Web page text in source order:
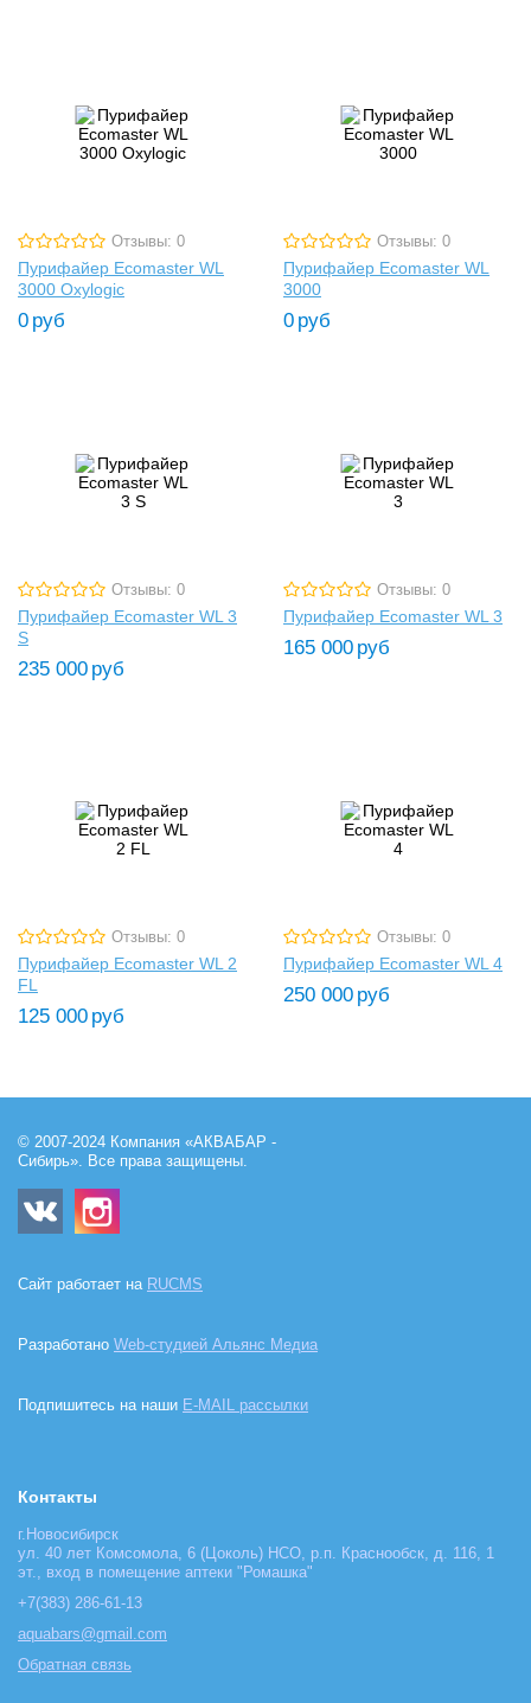
Отзывы: 0
Пурифайер Ecomaster WL
3000 Oxylogic
0 руб
Отзывы: 0
Пурифайер Ecomaster WL
3000
0 руб
Отзывы: 0
Пурифайер Ecomaster WL 3
S
235 000 руб
Отзывы: 0
Пурифайер Ecomaster WL 3
165 000 руб
Отзывы: 0
Пурифайер Ecomaster WL 2
FL
125 000 руб
Отзывы: 0
Пурифайер Ecomaster WL 4
250 000 руб
© 2007-2024 Компания «АКВАБАР -
Сибирь». Все права защищены.
Сайт работает на RUCMS
Разработано Web-студией Альянс Медиа
Подпишитесь на наши E-MAIL рассылки
Контакты
г.Новосибирск
ул. 40 лет Комсомола, 6 (Цоколь) НСО, р.п. Краснообск, д. 116, 1
эт., вход в помещение аптеки "Ромашка"
+7(383) 286-61-13
aquabars@gmail.com
Обратная связь